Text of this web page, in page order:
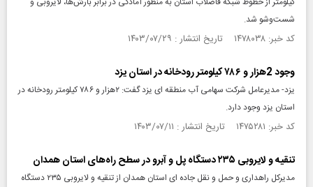
شست‌وشو شد.
کد خبر: ۱۴۷۸۰۳۸ تاریخ انتشار : ۱۴۰۳/۰۷/۲۹
وجود 2هزار و ۷۸۶ کیلومتر رودخانه در استان یزد
یزد- مدیرعامل شرکت سهامی آب منطقه ای یزد گفت: ۲هزار و ۷۸۶ کیلومتر رودخانه در
استان یزد وجود دارد.
کد خبر: ۱۴۷۵۲۸۱ تاریخ انتشار : ۱۴۰۳/۰۷/۱۱
تنقیه و لایروبی ۲۳۵ دستگاه پل و آبرو در سطح راه‌های استان همدان
مدیرکل راهداری و حمل و نقل جاده ای استان همدان از تنقیه و لایروبی ۲۳۵ دستگاه